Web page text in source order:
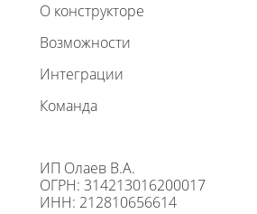
О конструкторе
Возможности
Интеграции
Команда
ИП Олаев В.А.
ОГРН: 314213016200017
ИНН: 212810656614